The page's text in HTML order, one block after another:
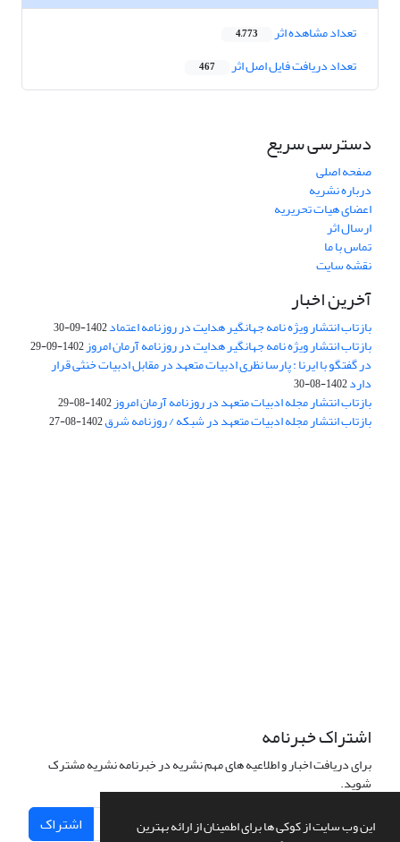
این وب سایت از کوکی ها برای اطمینان از ارائه بهترین
تعداد مشاهده اثر 4,773
تعداد دریافت فایل اصل اثر 467
دسترسی سریع
صفحه اصلی
درباره نشریه
اعضای هیات تحریریه
ارسال اثر
تماس با ما
نقشه سایت
آخرین اخبار
بازتاب انتشار ویژه نامه جهانگیر هدایت در روزنامه اعتماد1402-09-30
بازتاب انتشار ویژه نامه جهانگیر هدایت در روزنامه آرمان امروز1402-09-29
در گفتگو با ایرنا : پارسا نظری ادبیات متعهد در مقابل ادبیات خنثی قرار
دارد1402-08-30
بازتاب انتشار مجله ادبیات متعهد در روزنامه آرمان امروز1402-08-29
بازتاب انتشار مجله ادبیات متعهد در شبکه / روزنامه شرق1402-08-27
اشتراک خبرنامه
برای دریافت اخبار و اطلاعیه های مهم نشریه در خبرنامه نشریه مشترک
شوید.
اشتراک